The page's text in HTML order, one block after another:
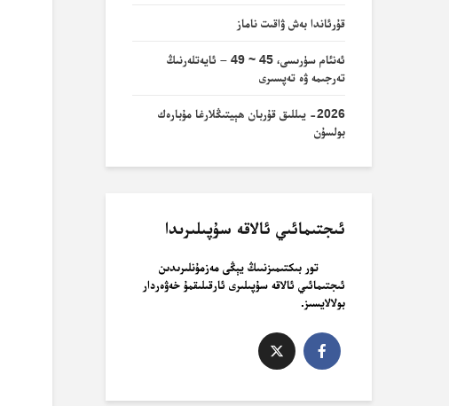
قۇرئاندا بەش ۋاقىت ناماز
ئەنئام سۈرىسى، 45 ~ 49 – ئايەتلەرنىڭ
تەرجىمە ۋە تەپسىرى
2026- يىللىق قۇربان ھېيتىڭلارغا مۇبارەك
بولسۇن
ئىجتىمائىي ئالاقە سۇپىلىرىدا
تور بىكتىمىزنىىڭ يېڭى مەزمۇنلىرىدىن
ئىجتىمائىي ئالاقە سۇپىلىرى ئارقىلىقمۇ خەۋەردار
بولالايسىز.